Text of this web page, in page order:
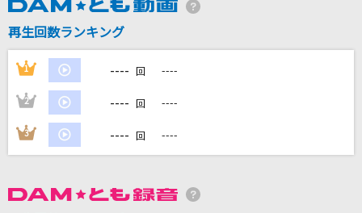
[生音]明け星
LiSA
一滴の影響
UVERworld
もっと見る
カラオケ最新情報をチェック！
再生回数ランキング
1 ---- 回 ----
2 ---- 回 ----
3 ---- 回 ----